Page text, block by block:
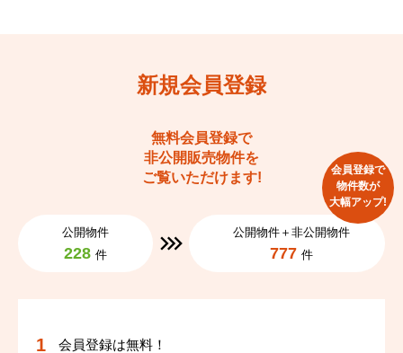
新規会員登録
無料会員登録で
非公開販売物件を
ご覧いただけます!
公開物件
228 件
公開物件＋非公開物件
777 件
会員登録で
物件数が
大幅アップ!
会員登録は無料！